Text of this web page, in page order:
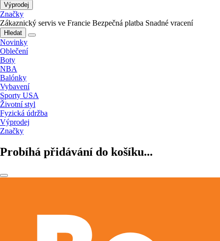
Výprodej
Značky
Zákaznický servis ve Francie Bezpečná platba Snadné vracení
Hledat
Novinky
Oblečení
Boty
NBA
Balónky
Vybavení
Sporty USA
Životní styl
Fyzická údržba
Výprodej
Značky
Probíhá přidávání do košíku...